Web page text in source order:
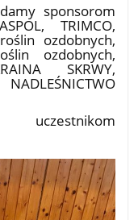
sponsorom
TRIMCO,
ozdobnych,
ozdobnych,
SKRWY,
uczestnikom